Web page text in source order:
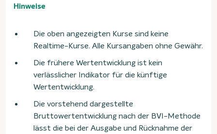
Hinweise
Die oben angezeigten Kurse sind keine
Realtime-Kurse. Alle Kursangaben ohne Gewähr.
Die frühere Wertentwicklung ist kein
verlässlicher Indikator für die künftige
Wertentwicklung.
Die vorstehend dargestellte
Bruttowertentwicklung nach der BVI-Methode
lässt die bei der Ausgabe und Rücknahme der